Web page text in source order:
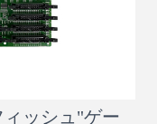
ッシュ"ゲー